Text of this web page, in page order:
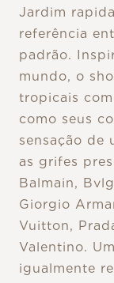
Jardim
referência
padrão.
mundo, o
tropicais
como seus
sensação de
as grifes
Balmain,
Giorgio
Vuitton,
Valentino.
igualmente